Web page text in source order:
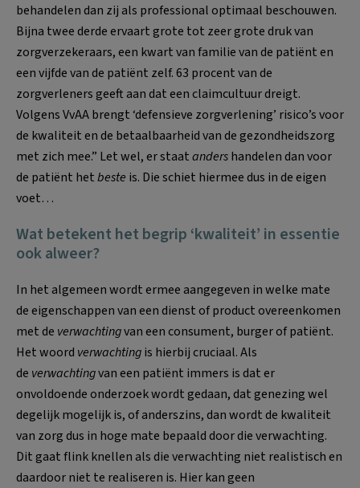
behandelen dan zij als professional optimaal beschouwen.
Bijna twee derde ervaart grote tot zeer grote druk van
zorgverzekeraars, een kwart van familie van de patiënt en
een vijfde van de patiënt zelf. 63 procent van de
zorgverleners geeft aan dat een claimcultuur dreigt.
Volgens VvAA brengt ‘defensieve zorgverlening’ risico’s voor
de kwaliteit en de betaalbaarheid van de gezondheidszorg
met zich mee.” Let wel, er staatandershandelen dan voor
de patiënt hetbeste is. Die schiet hiermee dus in de eigen
voet…
Wat betekent het begrip ‘kwaliteit’ in essentie
ook alweer?
In het algemeen wordt ermee aangegeven in welke mate
de eigenschappen van een dienst of product overeenkomen
met de verwachtingvan een consument, burger of patiënt.
Het woord verwachtingis hierbij cruciaal. Als
de verwachtingvan een patiënt immers is dat er
onvoldoende onderzoek wordt gedaan, dat genezing wel
degelijk mogelijk is, of anderszins, dan wordt de kwaliteit
van zorg dus in hoge mate bepaald door die verwachting.
Dit gaat flink knellen als die verwachting niet realistisch en
daardoor niet te realiseren is. Hier kan geen